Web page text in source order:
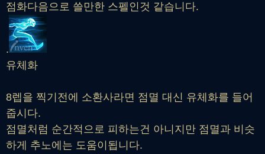
점화다음으로 쓸만한 스펠인것 같습니다.
.
유체화
8렙을 찍기전에 소환사라면 점멸 대신 유체화를 들어
줍시다.
점멸처럼 순간적으로 피하는건 아니지만 점멸과 비슷
하게 추노에는 도움이됩니다.